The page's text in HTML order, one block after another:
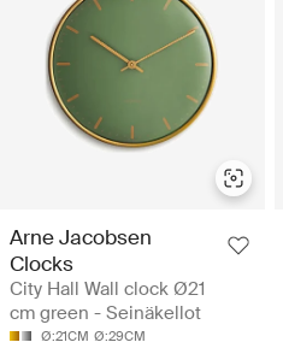
Arne Jacobsen
Clocks
City Hall Wall clock Ø21
cm green - Seinäkellot
Ø:21CM Ø:29CM